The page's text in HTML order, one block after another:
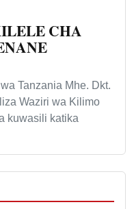
CHA
Tanzania Mhe. Dkt.
Waziri wa Kilimo
kuwasili katika